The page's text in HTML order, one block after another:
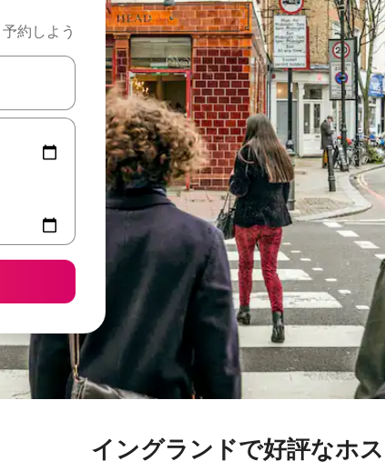
約しよう
使って移動するか、画面をタッチまたはスワイプして検索結果
イングランドで好評なホ